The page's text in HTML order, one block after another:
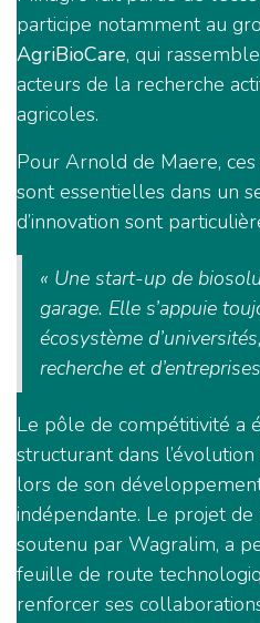
participe notamment au
AgriBioCare, qui
acteurs de la recherche
agricoles.
Pour Arnold de Maere,
sont essentielles dans un
d’innovation sont
« Une start-up de
garage. Elle s’appuie
écosystème
recherche et
Le pôle de compétitivité a
structurant dans
lors de son
indépendante. Le projet de
soutenu par Wagralim, a
feuille de route
renforcer ses